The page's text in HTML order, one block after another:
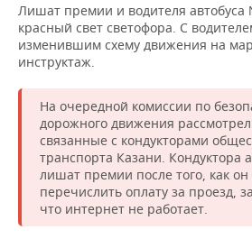
ХОККЕЙ С МЯЧОМ
ПРОИСШЕСТВИЯ
Лишат премии и водителя
красный свет светофора. С
изменившим схему движения на
инструктаж.
На очередной комиссии по
дорожного движения
связанные с кондукторами
транспорта Казани. Кондуктора
лишат премии после того, как
перечислить оплату за проезд,
что интернет не работает.